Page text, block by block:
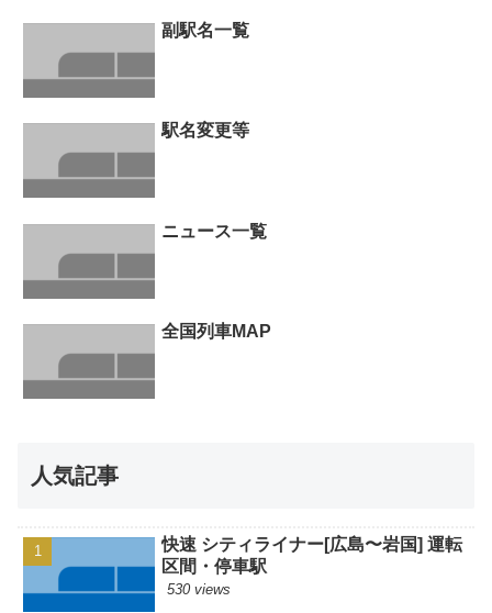
副駅名一覧
駅名変更等
ニュース一覧
全国列車MAP
人気記事
快速 シティライナー[広島〜岩国] 運転
区間・停車駅
530 views